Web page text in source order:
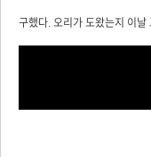
구했다. 오리가 도왔는지 이